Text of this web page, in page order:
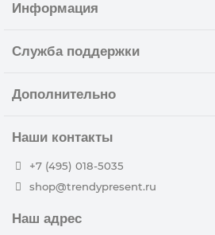
Информация
Служба поддержки
Дополнительно
Наши контакты
+7 (495) 018-5035
shop@trendypresent.ru
Наш адрес